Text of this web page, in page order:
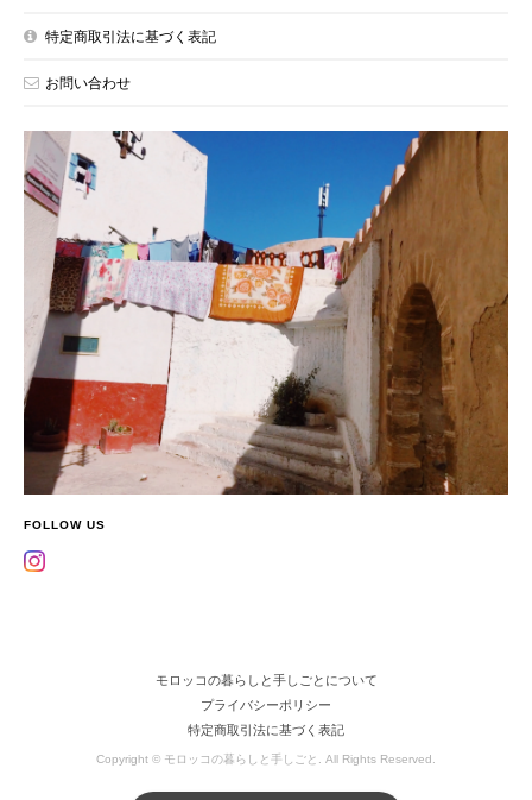
特定商取引法に基づく表記
お問い合わせ
FOLLOW US
モロッコの暮らしと手しごとについて
プライバシーポリシー
特定商取引法に基づく表記
Copyright © モロッコの暮らしと手しごと. All Rights Reserved.